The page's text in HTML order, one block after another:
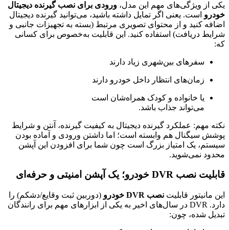
یکی از ویژگی‌های مهم این مدل، ورودی برای نصب گیرنده دیجیتال
خودرو است. یعنی اگر تمایل داشته باشید، می‌توانید گیرنده دیجیتال
اضافه کنید و از محتوای تصویری مرتبط (بسته به تجهیزات جانبی و
شرایط دریافت) استفاده کنید. این قابلیت به‌خصوص برای کسانی
که:
سفرهای بین‌شهری زیاد دارند
زمان‌های انتظار داخل خودرو دارند
یا خانواده و کودک همراه‌شان است
می‌تواند جذاب باشد.
نکته مهم: عملکرد گیرنده دیجیتال به کیفیت گیرنده، آنتن و شرایط
پوشش سیگنال هم وابسته است؛ اما داشتن ورودی و آماده بودن
سیستم، یک امتیاز بزرگ است چون شما برای افزودن این آپشن
محدود نمی‌شوید.
قابلیت نصب DVR خودرو؛ یک آپشن امنیتی و حرفه‌ای
این مانیتور قابلیت نصب DVR خودرو
(دوربین ثبت وقایع/دشکم) را
دارد. DVR در سال‌های اخیر به یکی از ابزارهای مهم برای رانندگان
تبدیل شده، چون: